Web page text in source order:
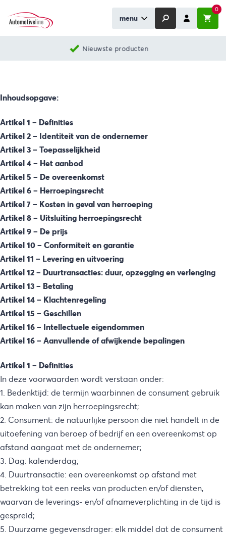
menu
0
Nieuwste producten
Inhoudsopgave:
Artikel 1 – Definities
Artikel 2 – Identiteit van de ondernemer
Artikel 3 – Toepasselijkheid
Artikel 4 – Het aanbod
Artikel 5 – De overeenkomst
Artikel 6 – Herroepingsrecht
Artikel 7 – Kosten in geval van herroeping
Artikel 8 – Uitsluiting herroepingsrecht
Artikel 9 – De prijs
Artikel 10 – Conformiteit en garantie
Artikel 11 – Levering en uitvoering
Artikel 12 – Duurtransacties: duur, opzegging en verlenging
Artikel 13 – Betaling
Artikel 14 – Klachtenregeling
Artikel 15 – Geschillen
Artikel 16 – Intellectuele eigendommen
Artikel 16 – Aanvullende of afwijkende bepalingen
Artikel 1 – Definities
In deze voorwaarden wordt verstaan onder:
1. Bedenktijd: de termijn waarbinnen de consument gebruik
kan maken van zijn herroepingsrecht;
2. Consument: de natuurlijke persoon die niet handelt in de
uitoefening van beroep of bedrijf en een overeenkomst op
afstand aangaat met de ondernemer;
3. Dag: kalenderdag;
4. Duurtransactie: een overeenkomst op afstand met
betrekking tot een reeks van producten en/of diensten,
waarvan de leverings- en/of afnameverplichting in de tijd is
gespreid;
5. Duurzame gegevensdrager: elk middel dat de consument